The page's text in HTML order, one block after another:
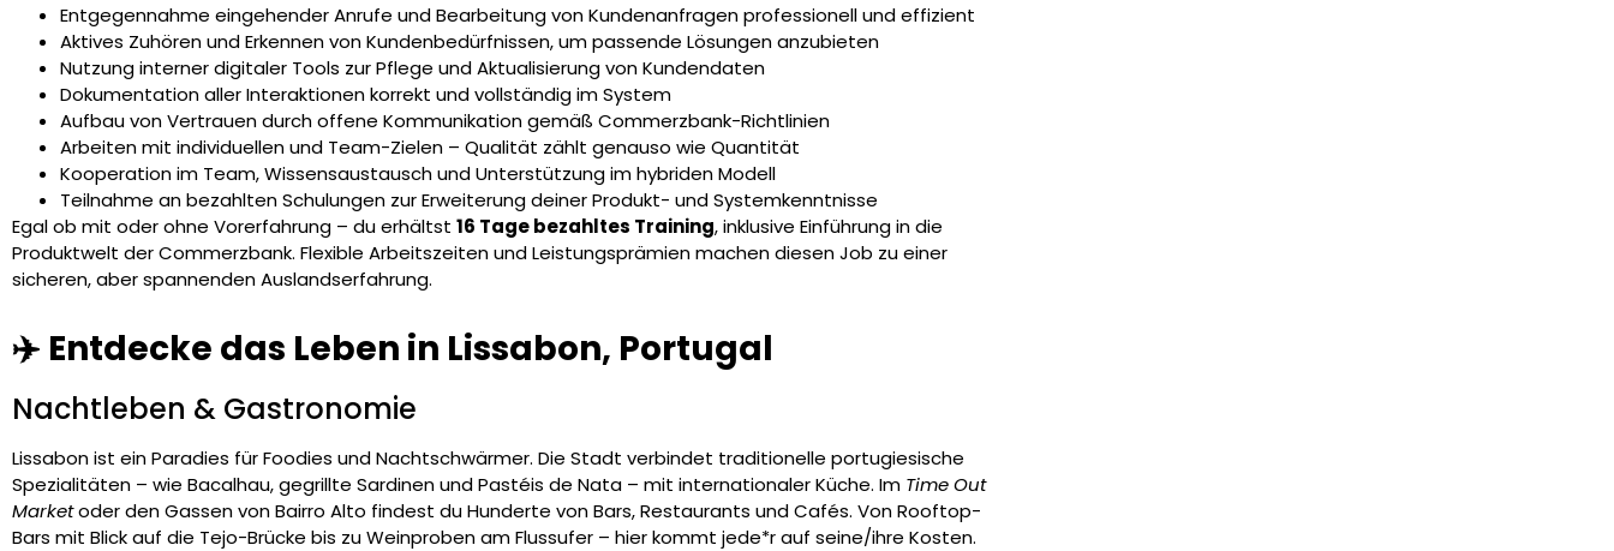
Entgegennahme eingehender Anrufe und Bearbeitung von Kundenanfragen professionell und effizient
Aktives Zuhören und Erkennen von Kundenbedürfnissen, um passende Lösungen anzubieten
Nutzung interner digitaler Tools zur Pflege und Aktualisierung von Kundendaten
Dokumentation aller Interaktionen korrekt und vollständig im System
Aufbau von Vertrauen durch offene Kommunikation gemäß Commerzbank-Richtlinien
Arbeiten mit individuellen und Team-Zielen – Qualität zählt genauso wie Quantität
Kooperation im Team, Wissensaustausch und Unterstützung im hybriden Modell
Teilnahme an bezahlten Schulungen zur Erweiterung deiner Produkt- und Systemkenntnisse
Egal ob mit oder ohne Vorerfahrung – du erhältst 16 Tage bezahltes Training, inklusive Einführung in die
Produktwelt der Commerzbank. Flexible Arbeitszeiten und Leistungsprämien machen diesen Job zu einer
sicheren, aber spannenden Auslandserfahrung.
✈️ Entdecke das Leben in Lissabon, Portugal
Nachtleben & Gastronomie
Lissabon ist ein Paradies für Foodies und Nachtschwärmer. Die Stadt verbindet traditionelle portugiesische
Spezialitäten – wie Bacalhau, gegrillte Sardinen und Pastéis de Nata – mit internationaler Küche. Im Time Out
Marketoder den Gassen von Bairro Alto findest du Hunderte von Bars, Restaurants und Cafés. Von Rooftop-
Bars mit Blick auf die Tejo-Brücke bis zu Weinproben am Flussufer – hier kommt jede*r auf seine/ihre Kosten.